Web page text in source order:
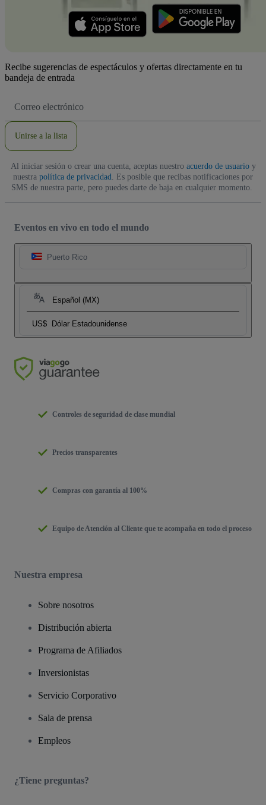
Recibe sugerencias de espectáculos y ofertas directamente en tu
bandeja de entrada
de
Unirse a la lista
Al iniciar sesión o crear una cuenta, aceptas nuestro acuerdo de usuarioy
nuestra política de privacidad. Es posible que recibas notificaciones por
SMS de nuestra parte, pero puedes darte de baja en cualquier momento.
Eventos en vivo en todo el mundo
Puerto Rico
Español (MX)
US$ Dólar Estadounidense
Controles de seguridad de clase mundial
Precios transparentes
Compras con garantía al 100%
Equipo de Atención al Cliente que te acompaña en todo el proceso
Nuestra empresa
Sobre nosotros
Distribución abierta
Programa de Afiliados
Inversionistas
Servicio Corporativo
Sala de prensa
Empleos
¿Tiene preguntas?